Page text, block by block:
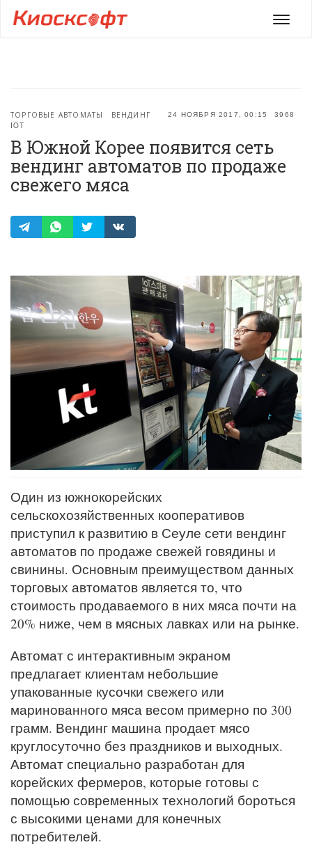
Меню
24 НОЯБРЯ 2017, 00:15 3968
ТОРГОВЫЕ АВТОМАТЫ
ВЕНДИНГ
IOT
В Южной Корее появится сеть
вендинг автоматов по продаже
свежего мяса
Один из южнокорейских
сельскохозяйственных кооперативов
приступил к развитию в Сеуле сети вендинг
автоматов по продаже свежей говядины и
свинины. Основным преимуществом данных
торговых автоматов является то, что
стоимость продаваемого в них мяса почти на
20% ниже, чем в мясных лавках или на рынке.
Автомат с интерактивным экраном
предлагает клиентам небольшие
упакованные кусочки свежего или
маринованного мяса весом примерно по 300
грамм. Вендинг машина продает мясо
круглосуточно без праздников и выходных.
Автомат специально разработан для
корейских фермеров, которые готовы с
помощью современных технологий бороться
с высокими ценами для конечных
потребителей.